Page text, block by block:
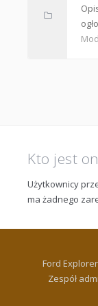
Kto jest
Użytkownicy
ma żadnego
Ford
Zespół